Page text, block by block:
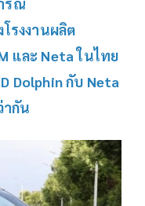
รณ์
รงงานผลิต
และ Neta ในไทย
Dolphin กับ Neta
กัน